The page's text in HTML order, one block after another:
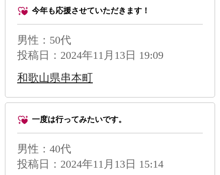
今年も応援させていただきます！
男性 ：50代
投稿日：2024年11月13日 19:09
和歌山県串本町
一度は行ってみたいです。
男性 ：40代
投稿日：2024年11月13日 15:14